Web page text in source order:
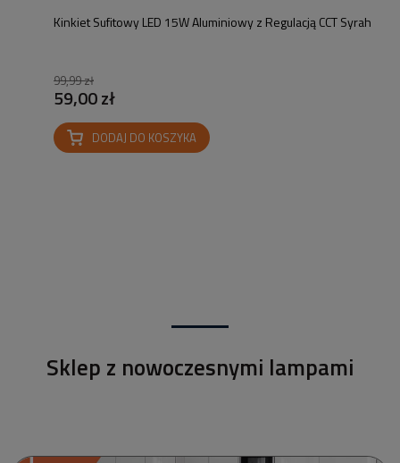
Kinkiet Sufitowy LED 15W Aluminiowy z Regulacją CCT Syrah
99,99 zł
59,00 zł
DODAJ DO KOSZYKA
Sklep z nowoczesnymi lampami